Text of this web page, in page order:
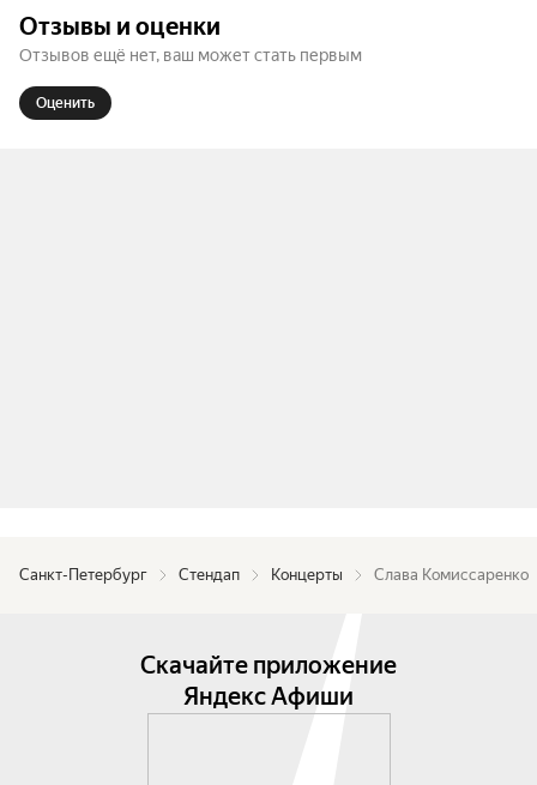
способен удивить своими монологами. Все
объясняется просто: каждая программа Славы —
уникальна и смешна!
Отзывы и оценки
Отзывов ещё нет, ваш может стать первым
Оценить
Санкт-Петербург Стендап Концерты Слава Комиссаренко
Скачайте приложение
Яндекс Афиши